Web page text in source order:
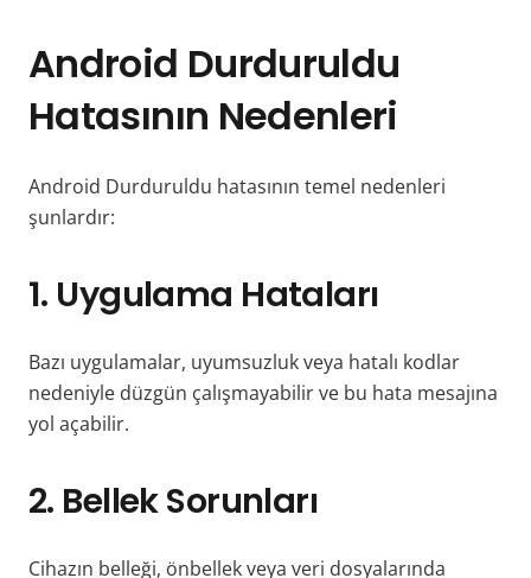
Android Durduruldu
Hatasının Nedenleri
Android Durduruldu hatasının temel nedenleri
şunlardır:
1. Uygulama Hataları
Bazı uygulamalar, uyumsuzluk veya hatalı kodlar
nedeniyle düzgün çalışmayabilir ve bu hata mesajına
yol açabilir.
2. Bellek Sorunları
Cihazın belleği, önbellek veya veri dosyalarında